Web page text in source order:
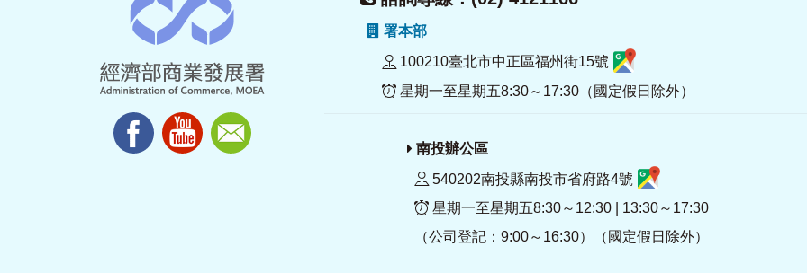
署本部
100210臺北市中正區福州街15號
星期一至星期五8:30～17:30（國定假日除外）
南投辦公區
540202南投縣南投市省府路4號
星期一至星期五8:30～12:30 | 13:30～17:30
（公司登記：9:00～16:30）（國定假日除外）